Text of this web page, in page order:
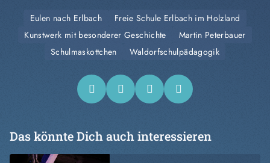
Eulen nach Erlbach
Freie Schule Erlbach im Holzland
Kunstwerk mit besonderer Geschichte
Martin Peterbauer
Schulmaskottchen
Waldorfschulpädagogik
Das könnte Dich auch interessieren